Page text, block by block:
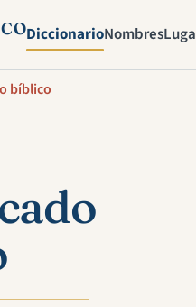
DiccionarioNombres
bíblico